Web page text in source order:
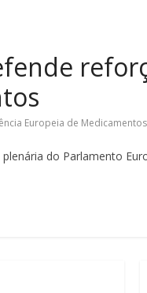
Europeia de Medicamentos
do Parlamento